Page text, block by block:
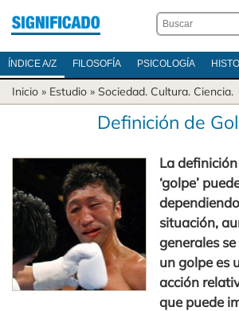
ÍNDICE A/Z FILOSOFÍA PSICOLOGÍA
Inicio » Estudio » Sociedad. Cultura. Ciencia.
Definición de
La
‘golpe’
situación,
generales
un golpe es
acción
que puede